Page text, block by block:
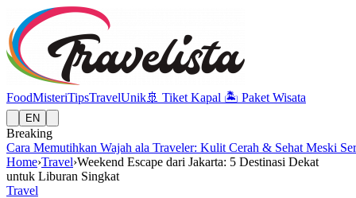
FoodMisteriTipsTravelUnik🚢 Tiket Kapal 🏝️ Paket Wisata
EN
Breaking
Cara Memutihkan Wajah ala Traveler: Kulit Cerah & Sehat Meski
Home›Travel›Weekend Escape dari Jakarta: 5 Destinasi Dekat
untuk Liburan Singkat
Travel